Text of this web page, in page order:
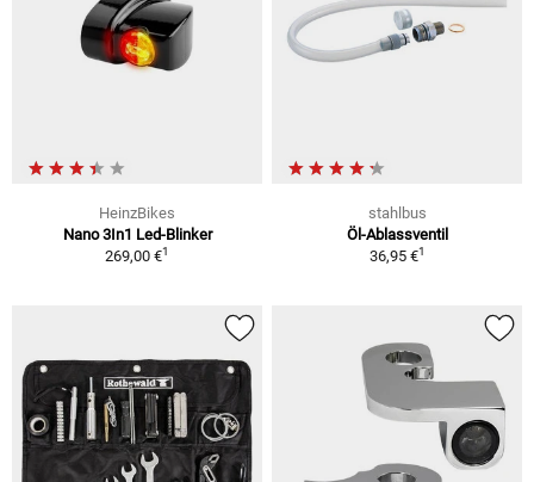
HeinzBikes
Nano 3In1 Led-Blinker
269,00 €1
stahlbus
Öl-Ablassventil
36,95 €1